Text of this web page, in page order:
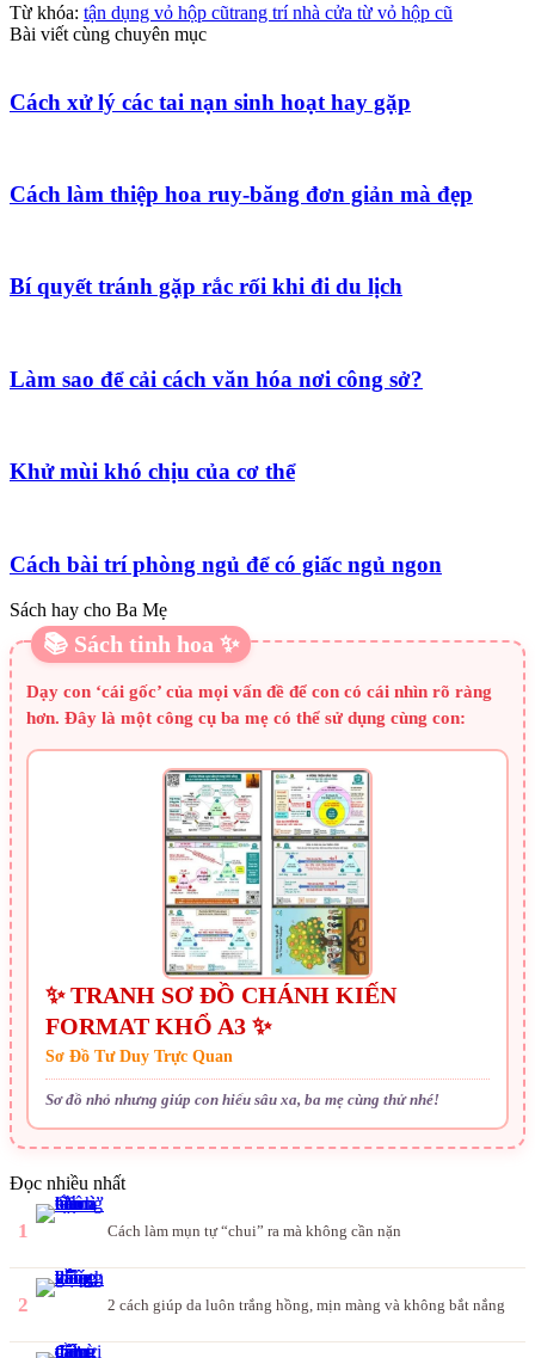
Từ khóa: tận dụng vỏ hộp cũtrang trí nhà cửa từ vỏ hộp cũ
Bài viết cùng chuyên mục
Cách xử lý các tai nạn sinh hoạt hay gặp
Cách làm thiệp hoa ruy-băng đơn giản mà đẹp
Bí quyết tránh gặp rắc rối khi đi du lịch
Làm sao để cải cách văn hóa nơi công sở?
Khử mùi khó chịu của cơ thể
Cách bài trí phòng ngủ để có giấc ngủ ngon
Sách hay cho Ba Mẹ
📚 Sách tinh hoa ✨
Dạy con ‘cái gốc’ của mọi vấn đề để con có cái nhìn rõ ràng
hơn. Đây là một công cụ ba mẹ có thể sử dụng cùng con:
✨ TRANH SƠ ĐỒ CHÁNH KIẾN
FORMAT KHỔ A3 ✨
Sơ Đồ Tư Duy Trực Quan
Sơ đồ nhỏ nhưng giúp con hiểu sâu xa, ba mẹ cùng thử nhé!
Đọc nhiều nhất
1 Cách làm mụn tự “chui” ra mà không cần nặn
2 2 cách giúp da luôn trắng hồng, mịn màng và không bắt nắng